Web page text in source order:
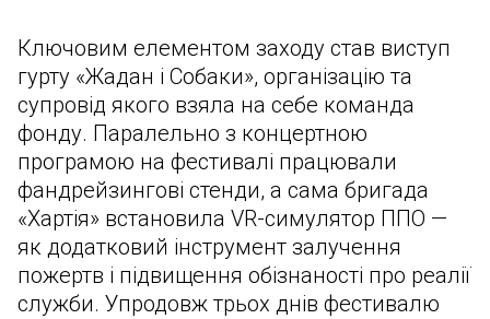
Ключовим елементом заходу став виступ
гурту «Жадан і Собаки», організацію та
супровід якого взяла на себе команда
фонду. Паралельно з концертною
програмою на фестивалі працювали
фандрейзингові стенди, а сама бригада
«Хартія» встановила VR-симулятор ППО —
як додатковий інструмент залучення
пожертв і підвищення обізнаності про реалії
служби. Упродовж трьох днів фестивалю